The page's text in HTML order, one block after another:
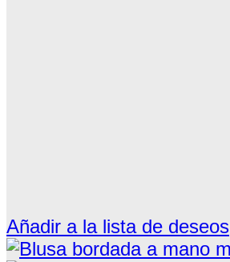
Añadir a la lista de deseos